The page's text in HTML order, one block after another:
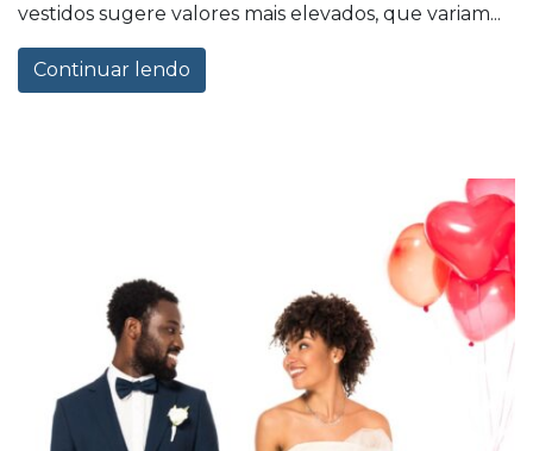
vestidos sugere valores mais elevados, que variam...
Continuar lendo